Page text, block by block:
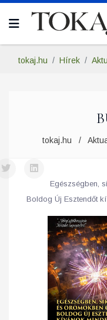
tokaj.hu Hírek
tokaj.hu
Egészségben,
Boldog Új Esztendőt